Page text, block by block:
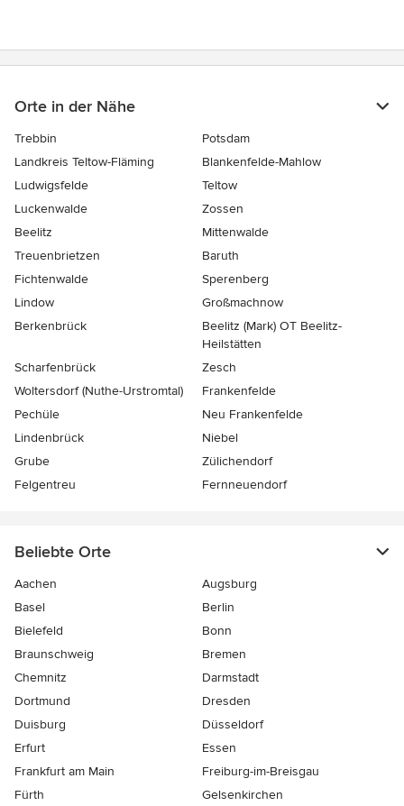
Orte in der Nähe
Trebbin
Potsdam
Landkreis Teltow-Fläming
Blankenfelde-Mahlow
Ludwigsfelde
Teltow
Luckenwalde
Zossen
Beelitz
Mittenwalde
Treuenbrietzen
Baruth
Fichtenwalde
Sperenberg
Lindow
Großmachnow
Berkenbrück
Beelitz (Mark) OT Beelitz-
Heilstätten
Scharfenbrück
Zesch
Woltersdorf (Nuthe-Urstromtal)
Frankenfelde
Pechüle
Neu Frankenfelde
Lindenbrück
Niebel
Grube
Zülichendorf
Felgentreu
Fernneuendorf
Beliebte Orte
Aachen
Augsburg
Basel
Berlin
Bielefeld
Bonn
Braunschweig
Bremen
Chemnitz
Darmstadt
Dortmund
Dresden
Duisburg
Düsseldorf
Erfurt
Essen
Frankfurt am Main
Freiburg-im-Breisgau
Fürth
Gelsenkirchen